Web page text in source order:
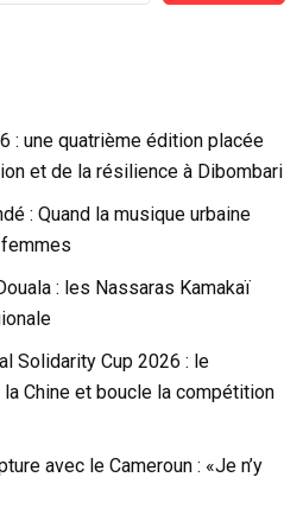
: une quatrième édition placée
et de la résilience à Dibombari
: Quand la musique urbaine
: les Nassaras Kamakaï
Solidarity Cup 2026 : le
la Chine et boucle la compétition
avec le Cameroun : «Je n’y